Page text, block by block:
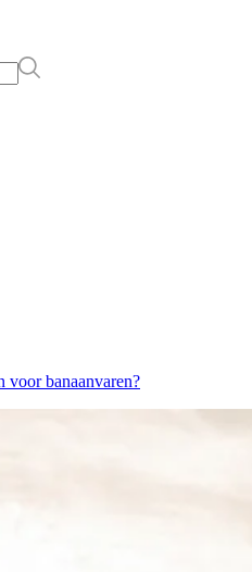
voor banaanvaren?